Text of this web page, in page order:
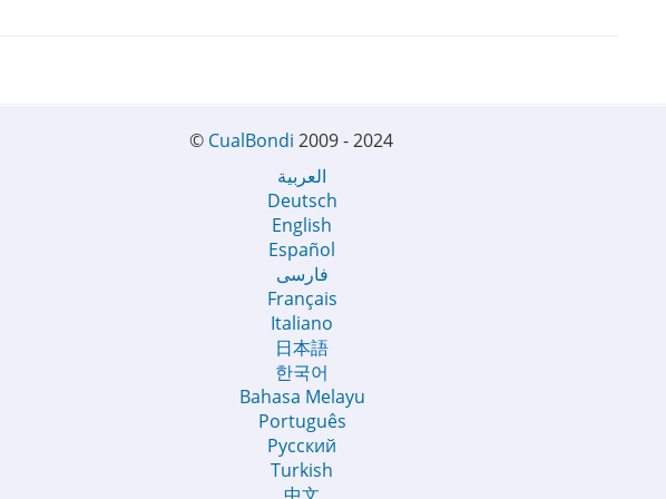
© CualBondi 2009 - 2024
العربية
Deutsch
English
Español
فارسی
Français
Italiano
日本語
한국어
Bahasa Melayu
Português
Русский
Turkish